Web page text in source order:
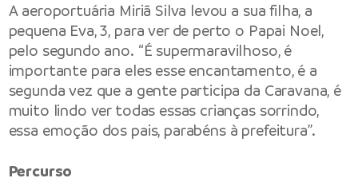
A aeroportuária Miriã Silva levou a sua filha, a
pequena Eva, 3, para ver de perto o Papai Noel,
pelo segundo ano. “É supermaravilhoso, é
importante para eles esse encantamento, é a
segunda vez que a gente participa da Caravana, é
muito lindo ver todas essas crianças sorrindo,
essa emoção dos pais, parabéns à prefeitura”.
Percurso